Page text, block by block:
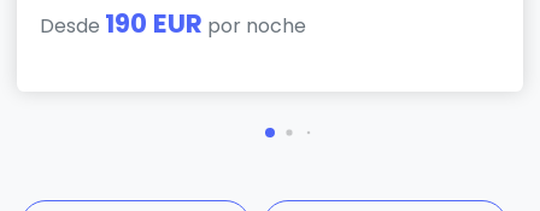
Desde 190 EUR por noche